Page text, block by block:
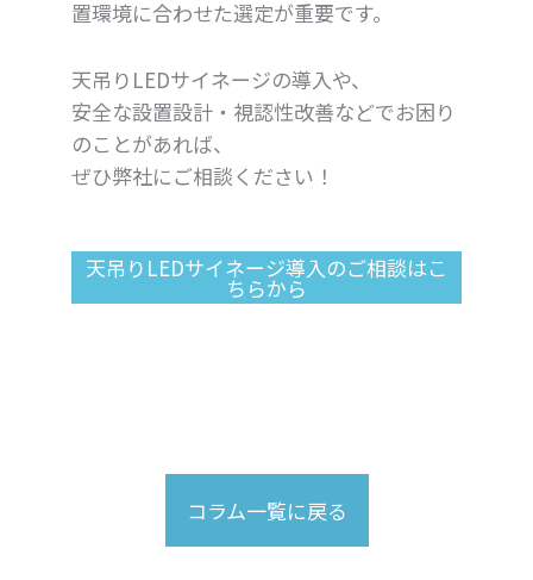
置環境に合わせた選定が重要です。
天吊りLEDサイネージの導入や、
安全な設置設計・視認性改善などでお困り
のことがあれば、
ぜひ弊社にご相談ください！
天吊りLEDサイネージ導入のご相談はこ
ちらから
コラム一覧に戻る